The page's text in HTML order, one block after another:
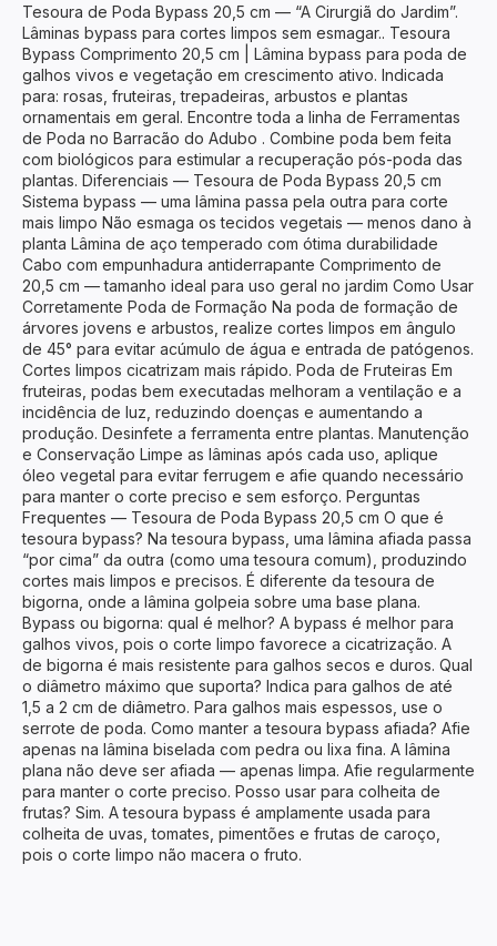
Tesoura de Poda Bypass 20,5 cm — “A Cirurgiã do Jardim”.
Lâminas bypass para cortes limpos sem esmagar.. Tesoura
Bypass Comprimento 20,5 cm | Lâmina bypass para poda de
galhos vivos e vegetação em crescimento ativo. Indicada
para: rosas, fruteiras, trepadeiras, arbustos e plantas
ornamentais em geral. Encontre toda a linha de Ferramentas
de Poda no Barracão do Adubo . Combine poda bem feita
com biológicos para estimular a recuperação pós-poda das
plantas. Diferenciais — Tesoura de Poda Bypass 20,5 cm
Sistema bypass — uma lâmina passa pela outra para corte
mais limpo Não esmaga os tecidos vegetais — menos dano à
planta Lâmina de aço temperado com ótima durabilidade
Cabo com empunhadura antiderrapante Comprimento de
20,5 cm — tamanho ideal para uso geral no jardim Como Usar
Corretamente Poda de Formação Na poda de formação de
árvores jovens e arbustos, realize cortes limpos em ângulo
de 45° para evitar acúmulo de água e entrada de patógenos.
Cortes limpos cicatrizam mais rápido. Poda de Fruteiras Em
fruteiras, podas bem executadas melhoram a ventilação e a
incidência de luz, reduzindo doenças e aumentando a
produção. Desinfete a ferramenta entre plantas. Manutenção
e Conservação Limpe as lâminas após cada uso, aplique
óleo vegetal para evitar ferrugem e afie quando necessário
para manter o corte preciso e sem esforço. Perguntas
Frequentes — Tesoura de Poda Bypass 20,5 cm O que é
tesoura bypass? Na tesoura bypass, uma lâmina afiada passa
“por cima” da outra (como uma tesoura comum), produzindo
cortes mais limpos e precisos. É diferente da tesoura de
bigorna, onde a lâmina golpeia sobre uma base plana.
Bypass ou bigorna: qual é melhor? A bypass é melhor para
galhos vivos, pois o corte limpo favorece a cicatrização. A
de bigorna é mais resistente para galhos secos e duros. Qual
o diâmetro máximo que suporta? Indica para galhos de até
1,5 a 2 cm de diâmetro. Para galhos mais espessos, use o
serrote de poda. Como manter a tesoura bypass afiada? Afie
apenas na lâmina biselada com pedra ou lixa fina. A lâmina
plana não deve ser afiada — apenas limpa. Afie regularmente
para manter o corte preciso. Posso usar para colheita de
frutas? Sim. A tesoura bypass é amplamente usada para
colheita de uvas, tomates, pimentões e frutas de caroço,
pois o corte limpo não macera o fruto.